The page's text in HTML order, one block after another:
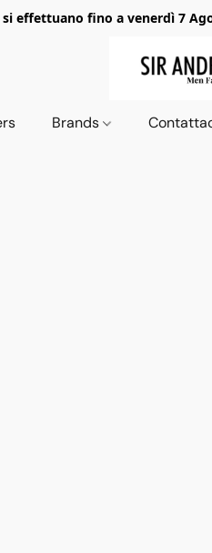
si effettuano fino a venerdì 7
Brands